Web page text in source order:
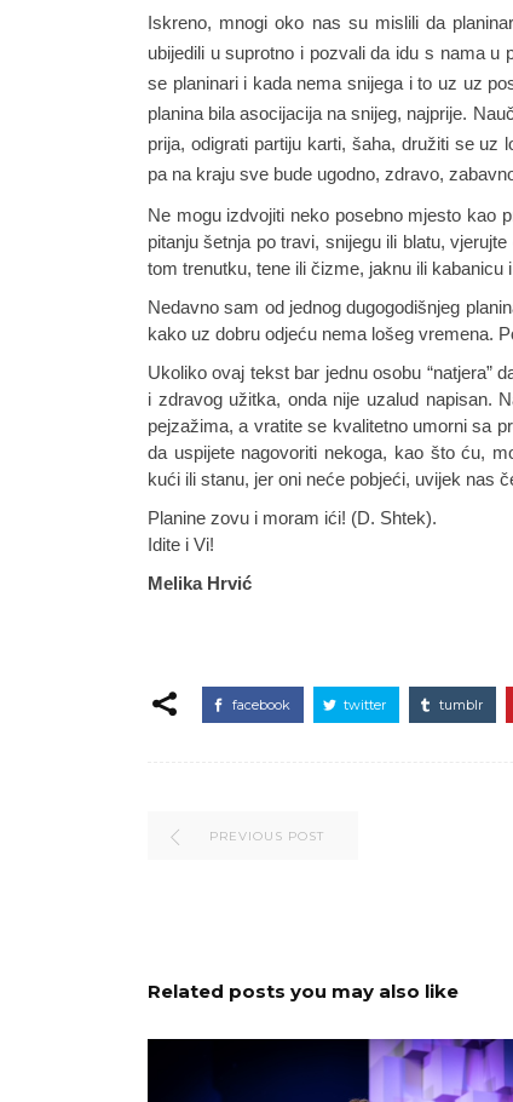
Iskreno, mnogi oko nas su mislili da
ubijedili u suprotno i pozvali da idu s nama u
se planinari i kada nema snijega i to uz uz
planina bila asocijacija na snijeg, najprije.
prija, odigrati partiju karti, šaha, družiti se
pa na kraju sve bude ugodno, zdravo,
Ne mogu izdvojiti neko posebno mjesto kao
pitanju šetnja po travi, snijegu ili blatu,
tom trenutku, tene ili čizme, jaknu ili kabanicu
Nedavno sam od jednog dugogodišnjeg
kako uz dobru odjeću nema lošeg vremena.
Ukoliko ovaj tekst bar jednu osobu “natjera”
i zdravog užitka, onda nije uzalud napisan.
pejzažima, a vratite se kvalitetno umorni sa
da uspijete nagovoriti nekoga, kao što ću,
kući ili stanu, jer oni neće pobjeći, uvijek nas
Planine zovu i moram ići! (D. Shtek).
Idite i Vi!
Melika Hrvić
facebook twitter tumblr
PREVIOUS POST
Related posts you may also like